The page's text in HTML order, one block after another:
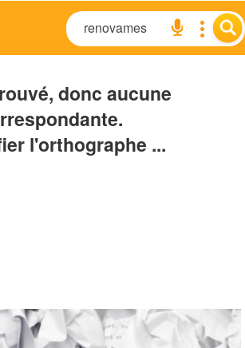
donc aucune
l'orthographe ...